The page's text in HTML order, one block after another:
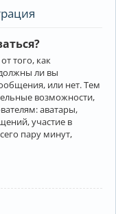
того, как
ли вы
или нет. Тем
возможности,
аватары,
участие в
пару минут,